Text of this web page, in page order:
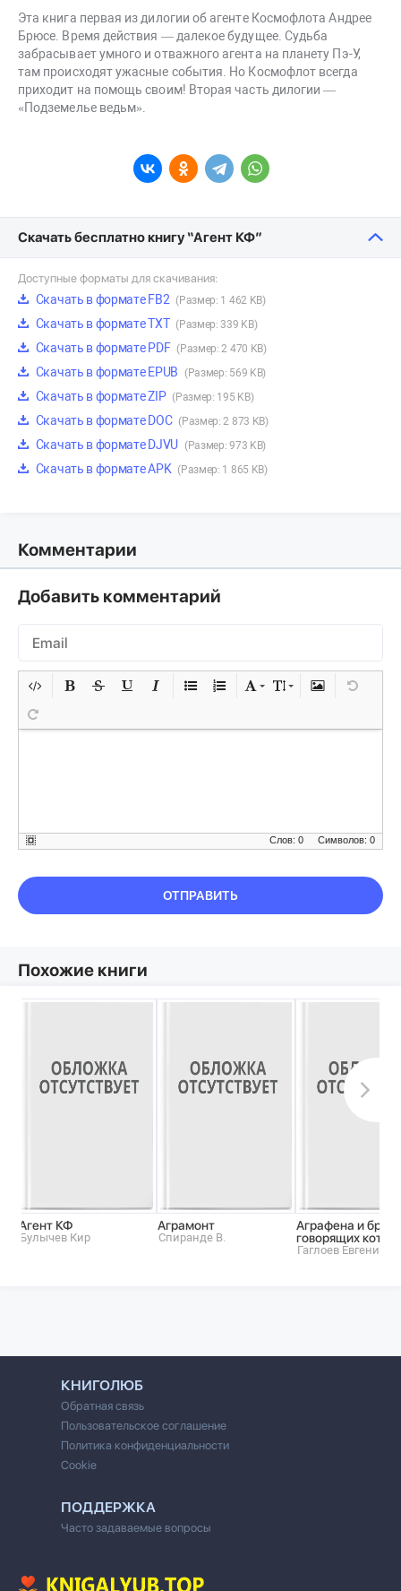
Эта книга первая из дилогии об агенте Космофлота Андрее
Брюсе. Время действия — далекое будущее. Судьба
забрасывает умного и отважного агента на планету Пэ-У,
там происходят ужасные события. Но Космофлот всегда
приходит на помощь своим! Вторая часть дилогии —
«Подземелье ведьм».
Скачать бесплатно книгу “Агент КФ”
Доступные форматы для скачивания:
Скачать в формате FB2 (Размер: 1 462 KB)
Скачать в формате TXT (Размер: 339 KB)
Скачать в формате PDF (Размер: 2 470 KB)
Скачать в формате EPUB (Размер: 569 KB)
Скачать в формате ZIP (Размер: 195 KB)
Скачать в формате DOC (Размер: 2 873 KB)
Скачать в формате DJVU (Размер: 973 KB)
Скачать в формате APK (Размер: 1 865 KB)
Комментарии
Добавить комментарий
Символов: 0
Слов: 0
ОТПРАВИТЬ
Похожие книги
Агент КФ
Булычев Кир
Аграмонт
Спиранде В.
Аграфена и
говорящих котов
Гаглоев Евгений
КНИГОЛЮБ
Обратная связь
Пользовательское соглашение
Политика конфиденциальности
Cookie
ПОДДЕРЖКА
Часто задаваемые вопросы